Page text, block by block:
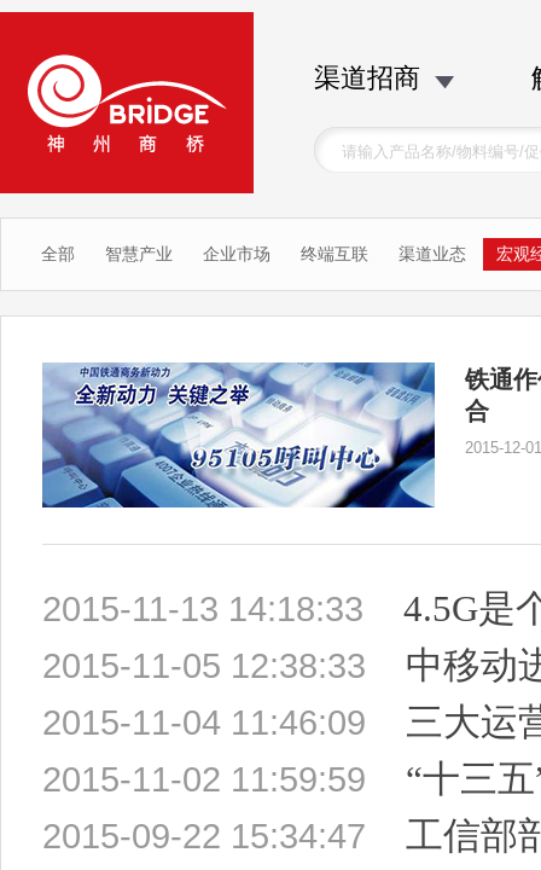
渠道招商
全部 智慧产业 企业市场 终端互联 渠道业态 宏观
铁通
合
2015-12-
2015-11-13 14:18:33 4.5G是个
2015-11-05 12:38:33 中移动进
2015-11-04 11:46:09 三大运营
2015-11-02 11:59:59 “十三五”
2015-09-22 15:34:47 工信部部